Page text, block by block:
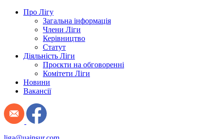
Про Лігу
Загальна інформація
Члени Ліги
Керівництво
Статут
Діяльність Ліги
Проєкти на обговоренні
Комітети Ліги
Новини
Вакансії